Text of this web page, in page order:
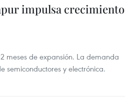
impulsa crecimiento
meses de expansión. La demanda
semiconductores y electrónica.